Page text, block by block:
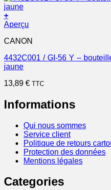
+
Aperçu
CANON
4432C001 / GI-56 Y –
jaune
13,89 € TTC
Informations
Qui nous sommes
Service client
Politique de retours
Protection des données
Mentions légales
Categories